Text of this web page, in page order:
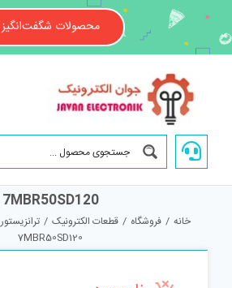
content
محصولات شگفت‌انگیز
7MBR50SD120
خانه / فروشگاه / قطعات الکترونیک / ترانزیستور
7MBR50SD120